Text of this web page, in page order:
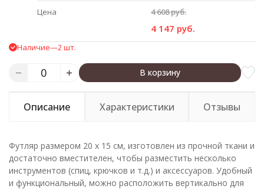
Цена 4 608 руб.
4 147 руб.
Наличие—2 шт.
В корзину
Описание Характеристики Отзывы
Футляр размером 20 x 15 см, изготовлен из прочной ткани и
достаточно вместителен, чтобы разместить несколько
инструментов (спиц, крючков и т.д.) и аксессуаров. Удобный
и функциональный, можно расположить вертикально для